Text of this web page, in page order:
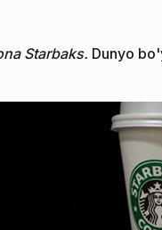
Starbaks. Dunyo